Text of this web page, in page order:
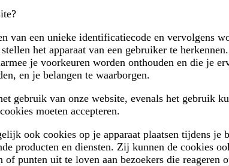
een unieke identificatiecode en vervolgens
het apparaat van een gebruiker te
je voorkeuren worden onthouden en die je
en je belangen te waarborgen.
gebruik van onze website, evenals het gebruik
moeten accepteren.
ook cookies op je apparaat plaatsen tijdens
producten en diensten. Zij kunnen de cookies
punten uit te loven aan bezoekers die reageren